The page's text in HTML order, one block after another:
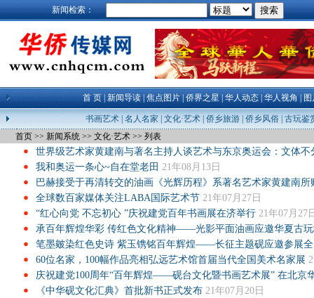
新闻检索：
首 页|新闻导读|焦点图片|侨界之星|华人动态|华人视角|图
书画艺术| 名人名家 文化·艺术| 侨乡旅游| 侨乡风俗| 古玩鉴
首页 >> 新闻系统 >> 文化·艺术 >> 列表
世界级艺术家黄建南与著名主持人谈艺术与东京奥运会：文体不
我和奥运一条心~自在堂老田 21年08月13日
巴赫接受于再清转交的油画《光辉历程》系著名艺术家黄建南所
全球数百家媒体关注‍LABA国际艺术节‍ 21年07月27日
“红心向党 不忘初心 ”庆祝建党百年书画展在济举行 21年07月27
承百年辉煌华彩 传红色文化精神——光影平面油画应邀华夏古
笔墨皴染红色史诗 紫玉镌铭百年辉煌——长征主题砚应邀参展
60位名家，100幅作品亮相弘远艺术馆首届当代全国美术名家展
庆祝建党100周年“百年辉煌——砚台文化暨书画艺术展” 在北京
《中华砚文化汇典》首批新书正式发布 21年07月20日